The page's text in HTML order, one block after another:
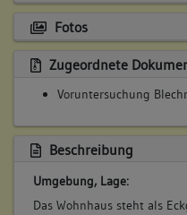
Fotos
Zugeordnete
Voruntersuchung
Beschreibung
Umgebung, Lage:
Das Wohnhaus steht als